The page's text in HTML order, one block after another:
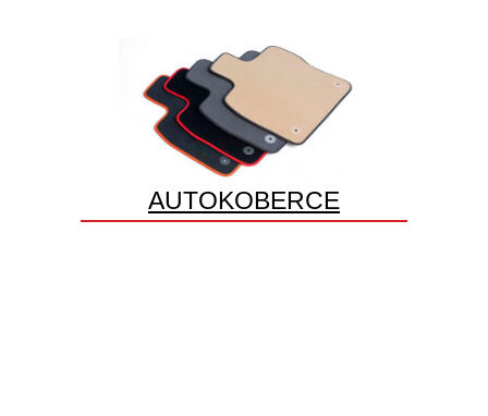
AUTOKOBERCE